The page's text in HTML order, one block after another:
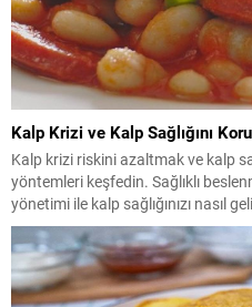
Kalp Krizi ve Kalp Sağlığını
Kalp krizi riskini azaltmak ve kalp
yöntemleri keşfedin. Sağlıklı
yönetimi ile kalp sağlığınızı nasıl